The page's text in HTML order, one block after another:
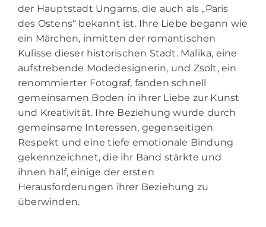
der Hauptstadt Ungarns, die auch als „Paris
des Ostens“ bekannt ist. Ihre Liebe begann wie
ein Märchen, inmitten der romantischen
Kulisse dieser historischen Stadt. Malika, eine
aufstrebende Modedesignerin, und Zsolt, ein
renommierter Fotograf, fanden schnell
gemeinsamen Boden in ihrer Liebe zur Kunst
und Kreativität. Ihre Beziehung wurde durch
gemeinsame Interessen, gegenseitigen
Respekt und eine tiefe emotionale Bindung
gekennzeichnet, die ihr Band stärkte und
ihnen half, einige der ersten
Herausforderungen ihrer Beziehung zu
überwinden.